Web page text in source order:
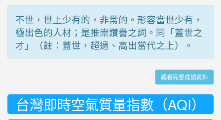
不世，世上少有的，非常的。形容當世少有，
極出色的人材；是推崇讚譽之詞。同「蓋世之
才」（註：蓋世，超過、高出當代之上）。
觀看完整成語資料
台灣即時空氣質量指數（AQI）